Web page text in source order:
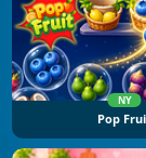
NY
Pop